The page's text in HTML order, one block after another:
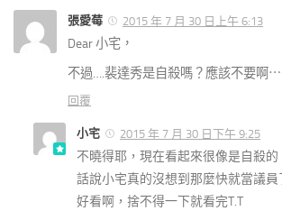
張愛莓 2015 年 7 月 30 日上午 6:13
Dear 小宅，
不過….裴達秀是自殺嗎？應該不要啊
回覆
小宅 2015 年 7 月 30 日下午 9:25
不曉得耶，現在看起來很像是自殺的
話說小宅真的沒想到那麼快就當議
好看啊，捨不得一下就看完T.T